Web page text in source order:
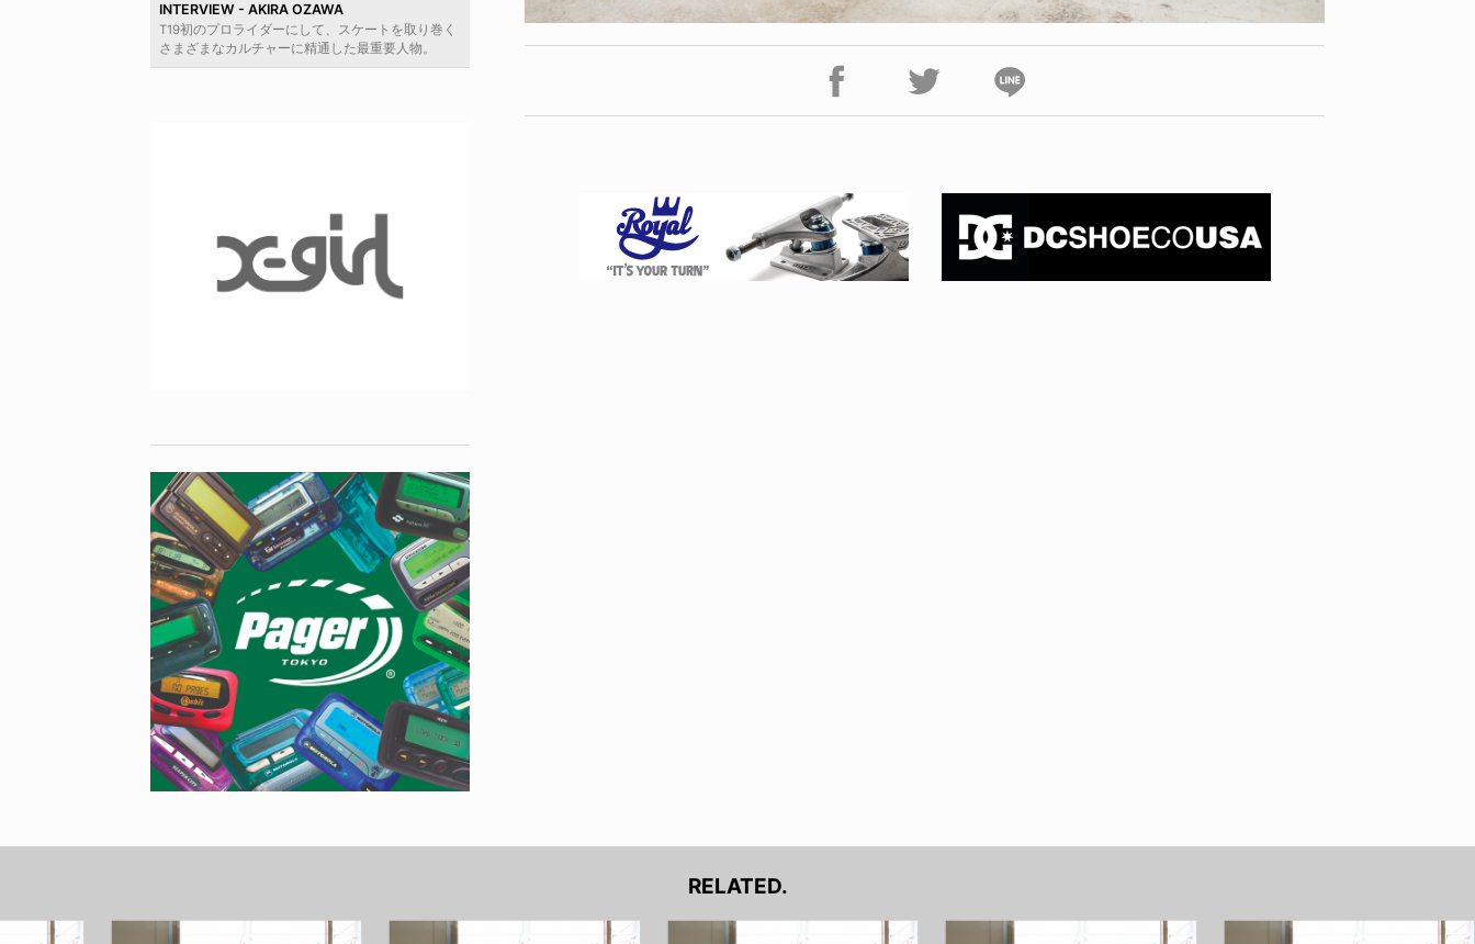
INTERVIEW - AKIRA OZAWA
T19初のプロライダーにして、スケートを取り巻く
さまざまなカルチャーに精通した最重要人物。
RELATED.